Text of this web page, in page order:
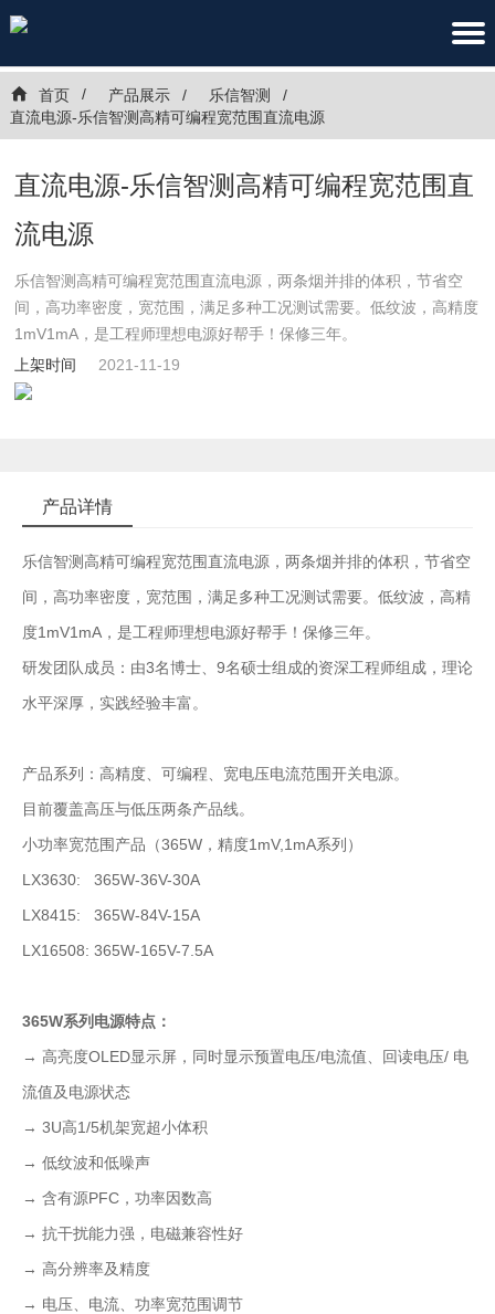
首页 产品展示
乐信智测
直流电源-乐信智测高精可编程宽范围直流电源
直流电源-乐信智测高精可编程宽范围直
流电源
乐信智测高精可编程宽范围直流电源，两条烟并排的体积，节省空
间，高功率密度，宽范围，满足多种工况测试需要。低纹波，高精度
1mV1mA，是工程师理想电源好帮手！保修三年。
上架时间
2021-11-19
产品详情
乐信智测高精可编程宽范围直流电源，两条烟并排的体积，节省空
间，高功率密度，宽范围，满足多种工况测试需要。低纹波，高精
度1mV1mA，是工程师理想电源好帮手！保修三年。
研发团队成员：由3名博士、9名硕士组成的资深工程师组成，理论
水平深厚，实践经验丰富。
产品系列：高精度、可编程、宽电压电流范围开关电源。
目前覆盖高压与低压两条产品线。
小功率宽范围产品（365W，精度1mV,1mA系列）
LX3630: 365W-36V-30A
LX8415: 365W-84V-15A
LX16508: 365W-165V-7.5A
365W系列电源特点：
→ 高亮度OLED显示屏，同时显示预置电压/电流值、回读电压/ 电
流值及电源状态
→ 3U高1/5机架宽超小体积
→ 低纹波和低噪声
→ 含有源PFC，功率因数高
→ 抗干扰能力强，电磁兼容性好
→ 高分辨率及精度
→ 电压、电流、功率宽范围调节